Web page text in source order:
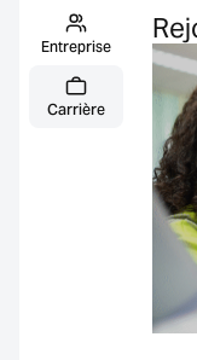
Entreprise
Carrière